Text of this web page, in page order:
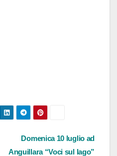
Domenica 10 luglio ad
Anguillara “Voci sul lago”